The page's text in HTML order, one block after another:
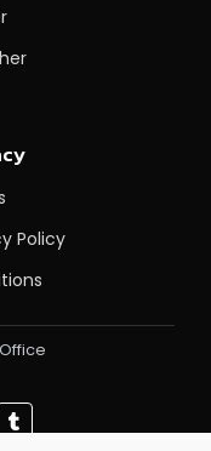
Policy